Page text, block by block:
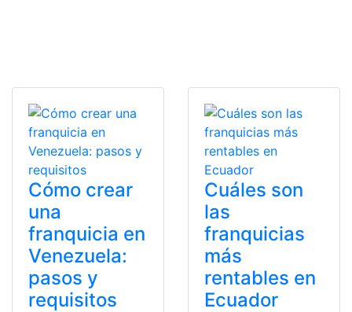
Cómo crear
una
franquicia en
Venezuela:
pasos y
requisitos
Cuáles son
las
franquicias
más
rentables en
Ecuador